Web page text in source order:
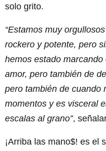
solo grito.
“Estamos muy
rockero y potente, pero
hemos estado
amor, pero también de
pero también de cuando
momentos y es visceral
escalas al grano”,
¡Arriba las mano$! es el